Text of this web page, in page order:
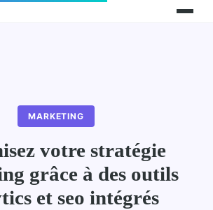
MARKETING
votre stratégie
grâce à des outils
et seo intégrés